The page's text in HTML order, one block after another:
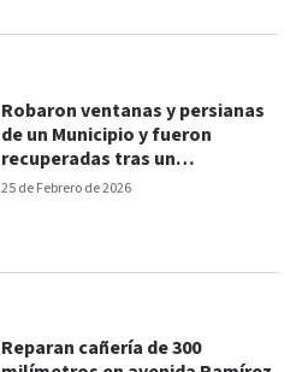
25 de Febrero de 2026
Robaron ventanas y persianas
de un Municipio y fueron
recuperadas tras un
allanamiento
Reparan cañería de 300